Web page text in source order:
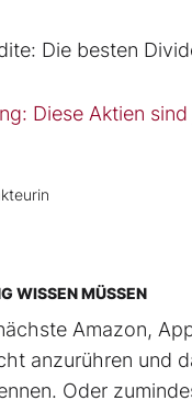
Die besten
Diese Aktien
WISSEN MÜSSEN
Amazon,
anzurühren und
Oder